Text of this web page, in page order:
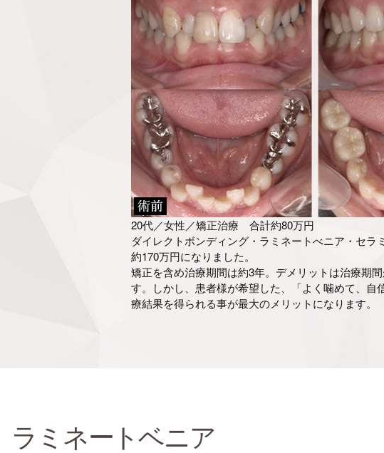
20代／女性／矯正治療 合計約80万円
ダイレクトボンディング・ラミネートべニア・セ
約170万円になりました。
矯正を含め治療期間は約3年。デメリットは治療期
す。しかし、患者様が希望した、「よく噛めて、自
療結果を得られる事が最大のメリットになります。
ラミネートベニア